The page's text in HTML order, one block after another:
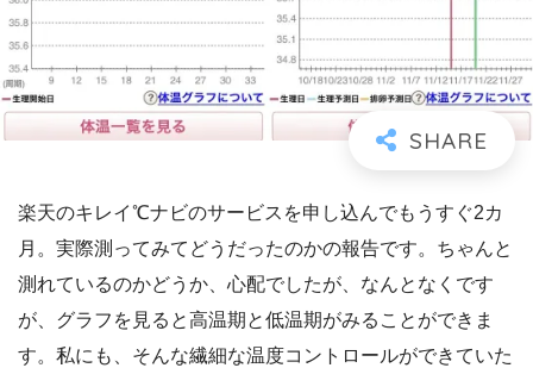
楽天のキレイ℃ナビのサービスを申し込んでもうすぐ2カ
月。実際測ってみてどうだったのかの報告です。ちゃんと
測れているのかどうか、心配でしたが、なんとなくです
が、グラフを見ると高温期と低温期がみることができま
す。私にも、そんな繊細な温度コントロールができていた